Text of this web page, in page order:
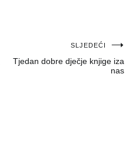
SLJEDEĆI
Tjedan dobre dječje knjige iza
nas